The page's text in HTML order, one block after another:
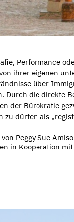
Performance
ihrer eigenen
über
Durch die direkte
der Bürokratie
zu dürfen als
Peggy Sue
in Kooperation